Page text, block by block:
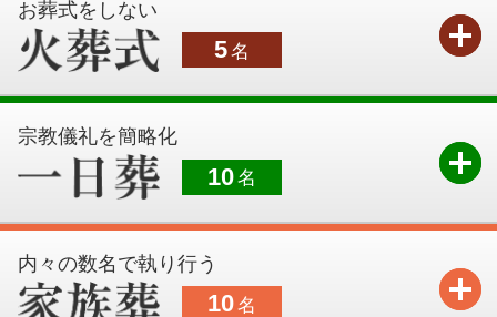
お葬式をしない
5名
宗教儀礼を簡略化
10名
内々の数名で執り行う
10名